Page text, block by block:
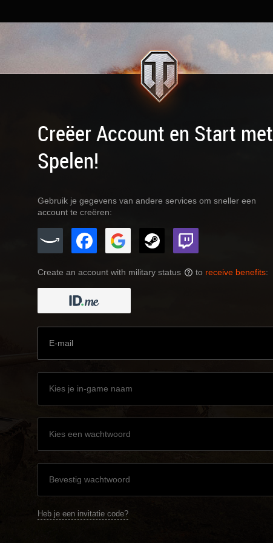
Creëer Account en Start met
Spelen!
Gebruik je gegevens van andere services om sneller een
account te creëren:
Create an account with military status ? to receive benefits:
Heb je een invitatie code?